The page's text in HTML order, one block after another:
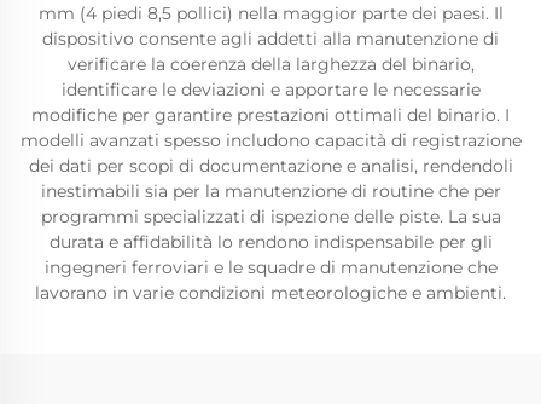
mm (4 piedi 8,5 pollici) nella maggior parte dei paesi. Il
dispositivo consente agli addetti alla manutenzione di
verificare la coerenza della larghezza del binario,
identificare le deviazioni e apportare le necessarie
modifiche per garantire prestazioni ottimali del binario. I
modelli avanzati spesso includono capacità di registrazione
dei dati per scopi di documentazione e analisi, rendendoli
inestimabili sia per la manutenzione di routine che per
programmi specializzati di ispezione delle piste. La sua
durata e affidabilità lo rendono indispensabile per gli
ingegneri ferroviari e le squadre di manutenzione che
lavorano in varie condizioni meteorologiche e ambienti.